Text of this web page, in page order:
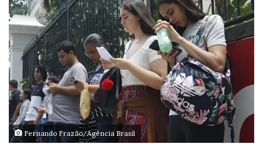
Fernando Frazão/Agência Brasil